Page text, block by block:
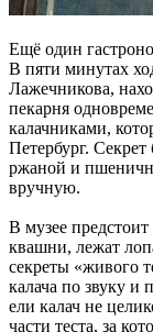
Ещё один
В пяти минутах
Лажечникова,
пекарня
калачниками,
Петербург.
ржаной и
вручную.
В музее предстоит
квашни, лежат
секреты «живого
калача по звуку и
ели калач не
части теста, за